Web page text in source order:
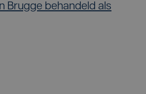
Brugge behandeld als